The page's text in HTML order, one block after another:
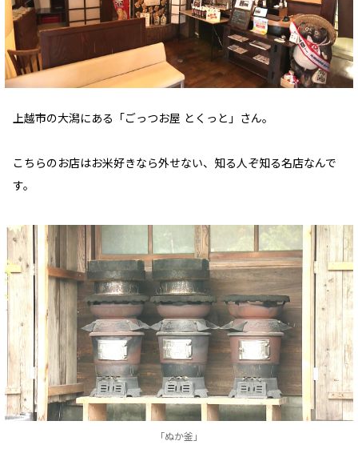
上越市の大潟にある「ごっつお屋 とくっと」さん。
こちらのお店はお米好きなら外せない、知る人ぞ知る名店なんで
す。
「ぬか釜」